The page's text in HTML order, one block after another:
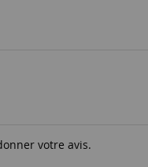
votre avis.